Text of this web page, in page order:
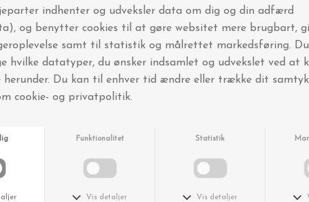
BYT OG AFHENT I BUTIKKEN
FRI FRAGT OVER 499,-
Andre købte også